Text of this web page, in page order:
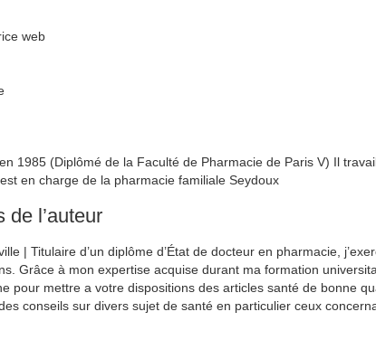
web
1985 (Diplômé de la Faculté de Pharmacie de Paris V) Il
en charge de la pharmacie familiale Seydoux
de l’auteur
| Titulaire d’un diplôme d’État de docteur en pharmacie,
Grâce à mon expertise acquise durant ma formation
pour mettre a votre dispositions des articles santé de bonne
conseils sur divers sujet de santé en particulier ceux